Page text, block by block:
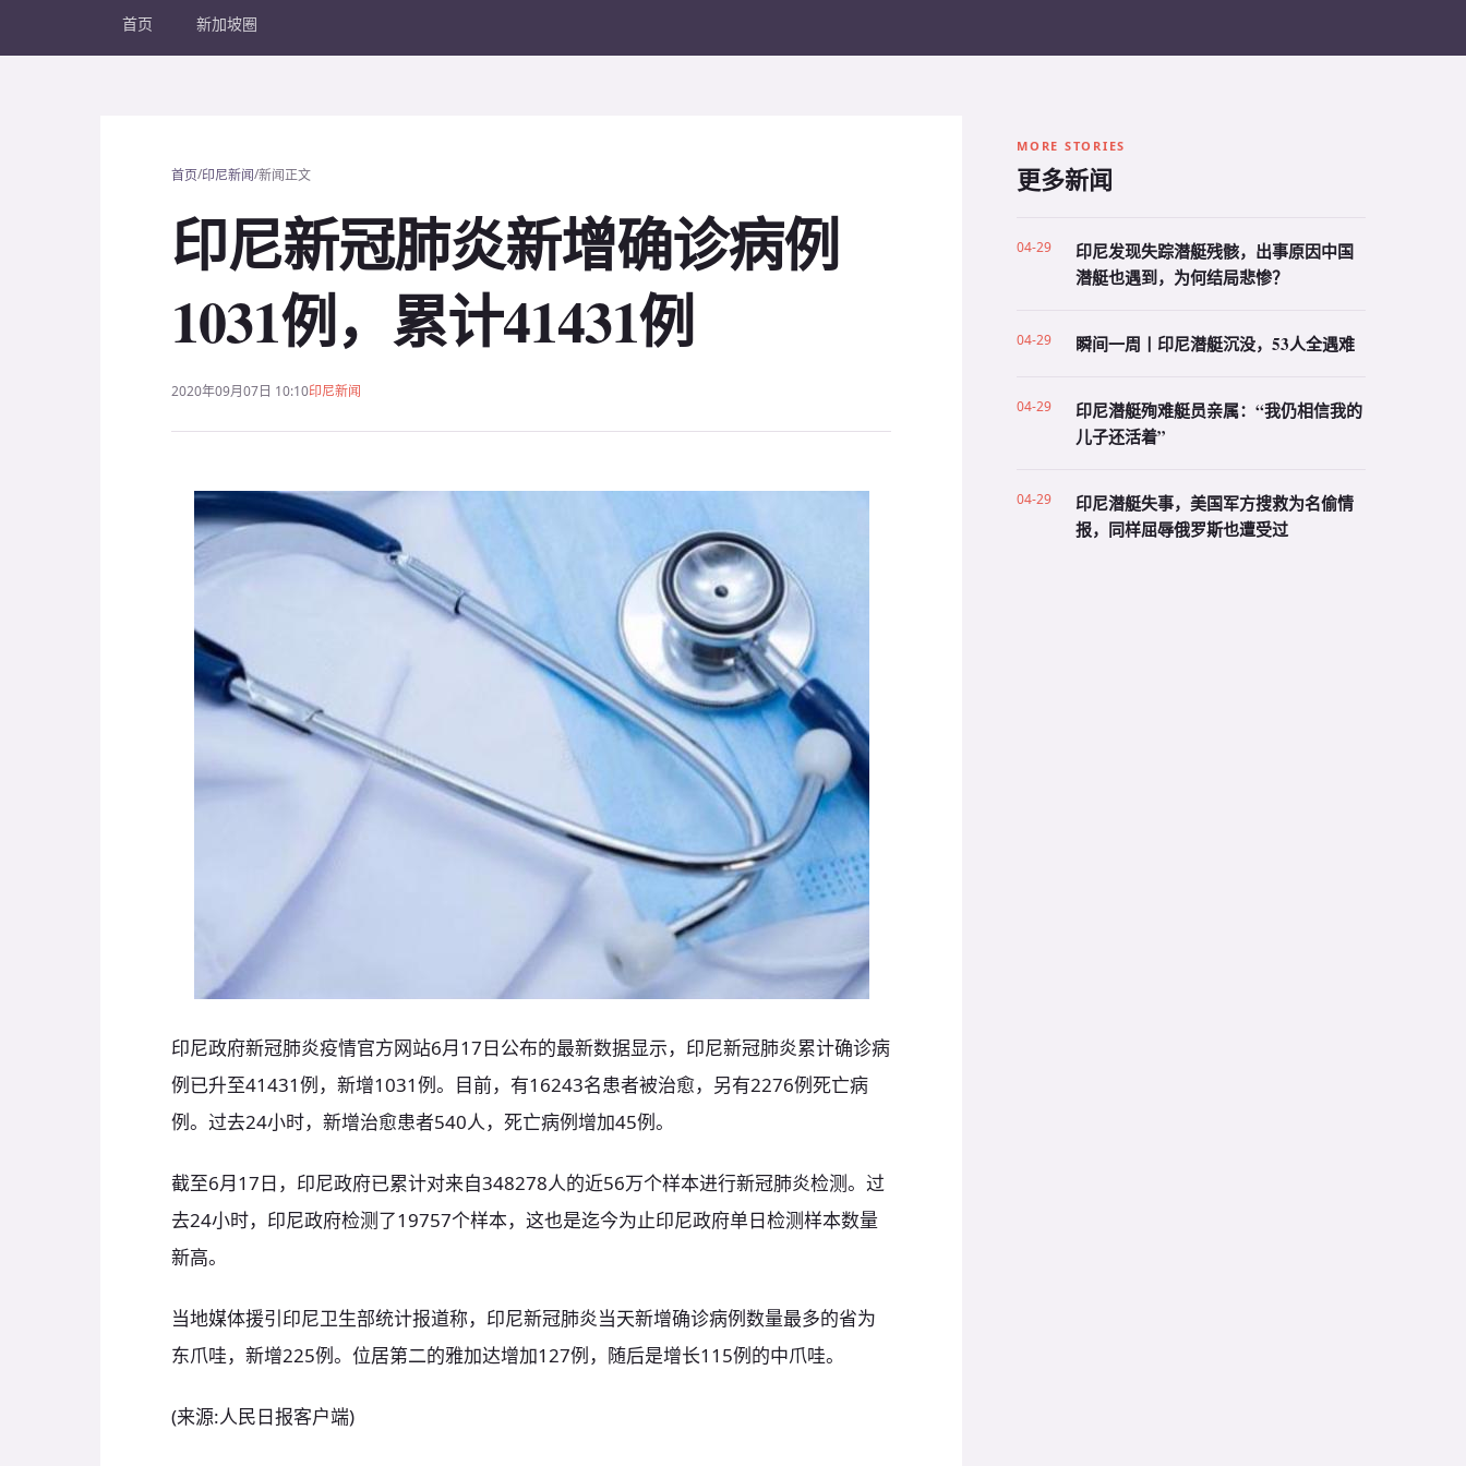
首页 新加坡圈
首页/印尼新闻/新闻正文
印尼新冠肺炎新增确诊病例
1031例，累计41431例
2020年09月07日 10:10印尼新闻
印尼政府新冠肺炎疫情官方网站6月17日公布的最新数据显示，印尼新冠肺炎累计确诊病
例已升至41431例，新增1031例。目前，有16243名患者被治愈，另有2276例死亡病
例。过去24小时，新增治愈患者540人，死亡病例增加45例。
截至6月17日，印尼政府已累计对来自348278人的近56万个样本进行新冠肺炎检测。过
去24小时，印尼政府检测了19757个样本，这也是迄今为止印尼政府单日检测样本数量
新高。
当地媒体援引印尼卫生部统计报道称，印尼新冠肺炎当天新增确诊病例数量最多的省为
东爪哇，新增225例。位居第二的雅加达增加127例，随后是增长115例的中爪哇。
(来源:人民日报客户端)
MORE STORIES
更多新闻
04-29
印尼发现失踪潜艇残骸，出事原因中国
潜艇也遇到，为何结局悲惨？
04-29 瞬间一周丨印尼潜艇沉没，53人全遇难
04-29
印尼潜艇殉难艇员亲属：“我仍相信我的
儿子还活着”
04-29
印尼潜艇失事，美国军方搜救为名偷情
报，同样屈辱俄罗斯也遭受过